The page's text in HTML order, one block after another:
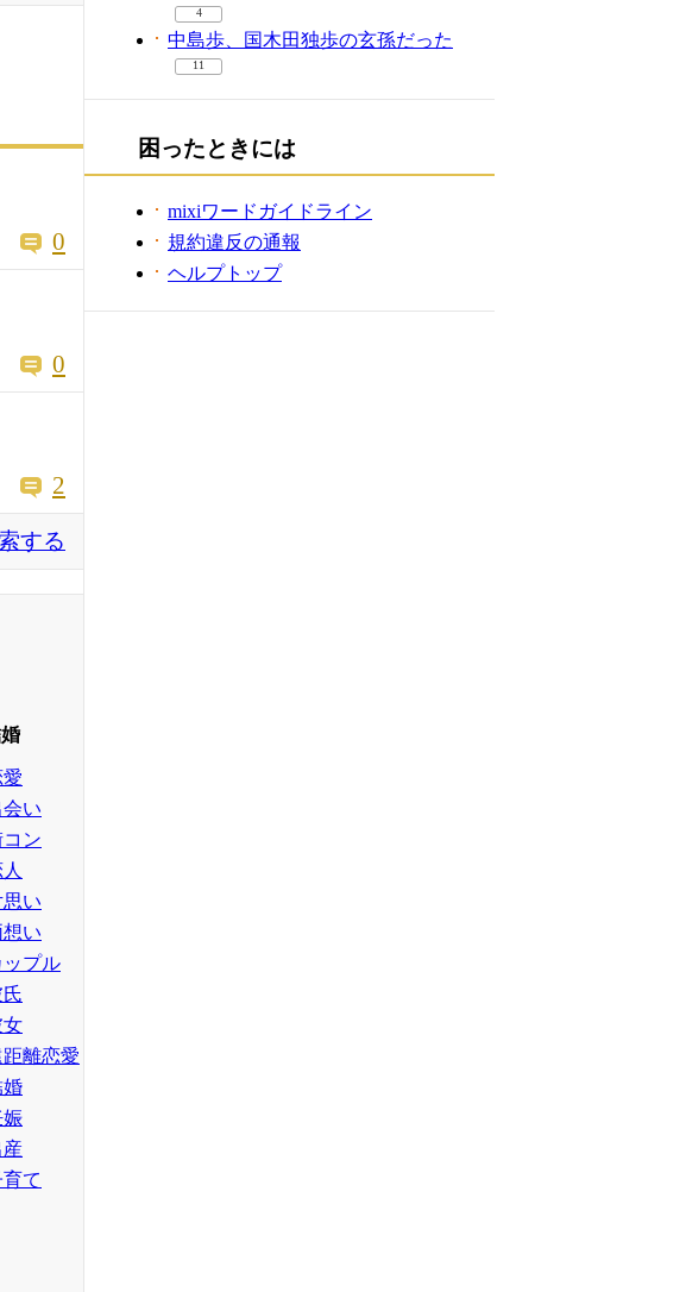
0
0
2
する
会い
ン
思い
想い
ップル
女
距離恋愛
婚
娠
産
て
4
中島歩、国木田独歩の玄孫だった
11
困ったときには
mixiワードガイドライン
規約違反の通報
ヘルプトップ